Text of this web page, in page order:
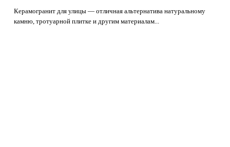
Керамогранит для улицы — отличная альтернатива натуральному
камню, тротуарной плитке и другим материалам...